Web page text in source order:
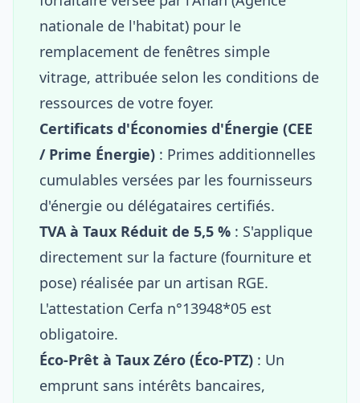
nationale de l'habitat) pour le
remplacement de fenêtres simple
vitrage, attribuée selon les conditions de
ressources de votre foyer.
Certificats d'Économies d'Énergie (CEE
/ Prime Énergie) : Primes additionnelles
cumulables versées par les fournisseurs
d'énergie ou délégataires certifiés.
TVA à Taux Réduit de 5,5 % : S'applique
directement sur la facture (fourniture et
pose) réalisée par un artisan RGE.
L'attestation Cerfa n°13948*05 est
obligatoire.
Éco-Prêt à Taux Zéro (Éco-PTZ) : Un
emprunt sans intérêts bancaires,